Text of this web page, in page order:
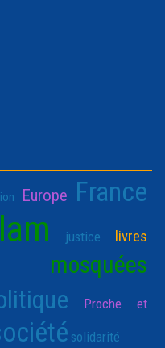
Europe France
justice livres
mosquées
Proche et
solidarité